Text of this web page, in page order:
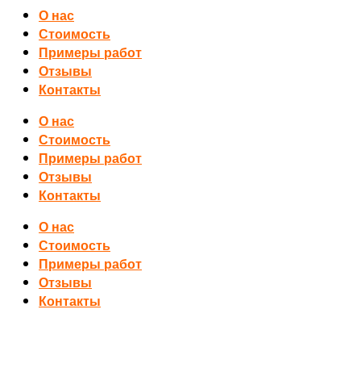
О нас
Стоимость
Примеры работ
Отзывы
Контакты
О нас
Стоимость
Примеры работ
Отзывы
Контакты
О нас
Стоимость
Примеры работ
Отзывы
Контакты